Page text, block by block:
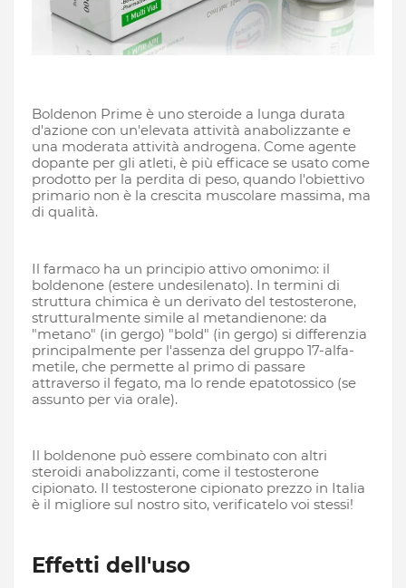
Boldenon Prime è uno steroide a lunga durata
d'azione con un'elevata attività anabolizzante e
una moderata attività androgena. Come agente
dopante per gli atleti, è più efficace se usato come
prodotto per la perdita di peso, quando l'obiettivo
primario non è la crescita muscolare massima, ma
di qualità.
Il farmaco ha un principio attivo omonimo: il
boldenone (estere undesilenato). In termini di
struttura chimica è un derivato del testosterone,
strutturalmente simile al metandienone: da
"metano" (in gergo) "bold" (in gergo) si differenzia
principalmente per l'assenza del gruppo 17-alfa-
metile, che permette al primo di passare
attraverso il fegato, ma lo rende epatotossico (se
assunto per via orale).
Il boldenone può essere combinato con altri
steroidi anabolizzanti, come il testosterone
cipionato. Il testosterone cipionato prezzo in Italia
è il migliore sul nostro sito, verificatelo voi stessi!
Effetti dell'uso